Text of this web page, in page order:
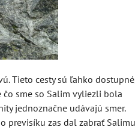
Tieto cesty sú ľahko
čo sme so Salim vyliezli bola
jednoznačne udávajú smer.
previsíku zas dal zabrať